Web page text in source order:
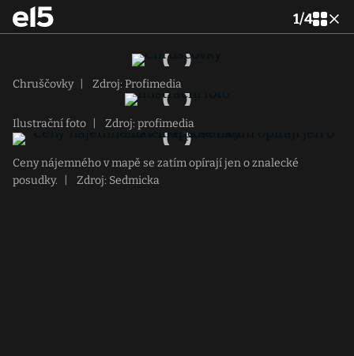
1/4
Chruščovky Zdroj: Profimedia
Ilustrační foto Zdroj: profimedia
Ceny nájemného v mapě se zatím opírají jen o znalecké
posudky.
Zdroj: Sedmicka